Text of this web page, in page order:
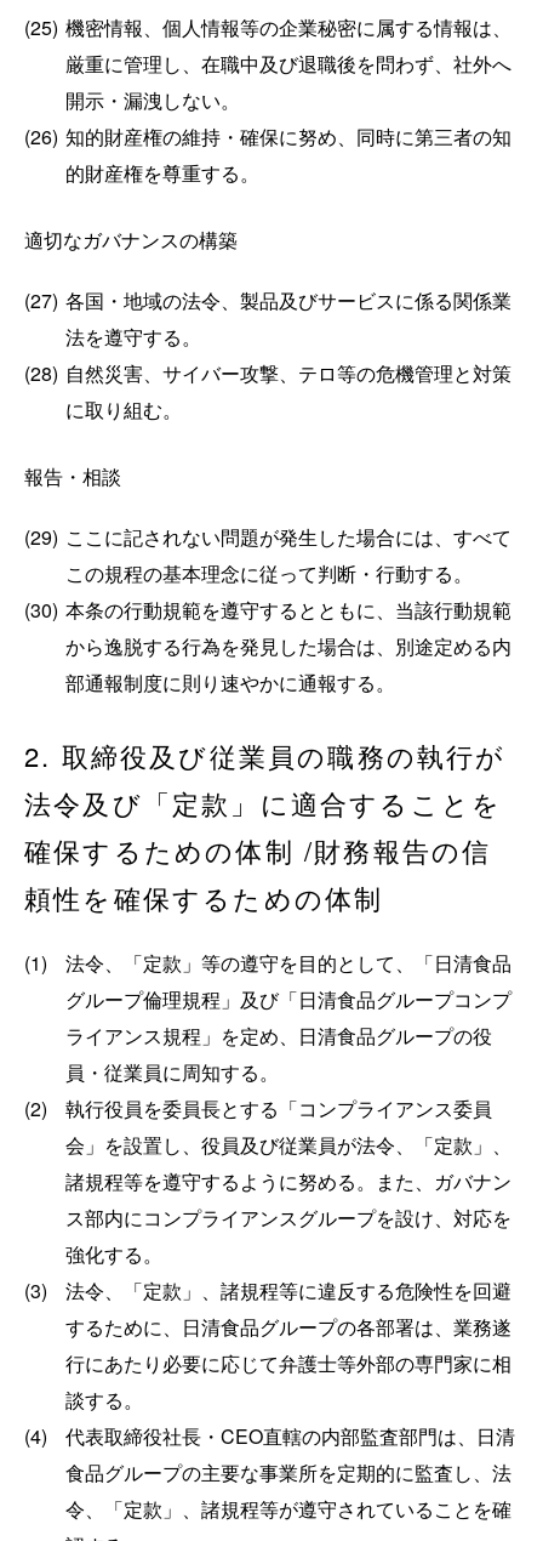
(25) 機密情報、個人情報等の企業秘密に属する情報は、
厳重に管理し、在職中及び退職後を問わず、社外へ
開示・漏洩しない。
(26) 知的財産権の維持・確保に努め、同時に第三者の知
的財産権を尊重する。
適切なガバナンスの構築
(27) 各国・地域の法令、製品及びサービスに係る関係業
法を遵守する。
(28) 自然災害、サイバー攻撃、テロ等の危機管理と対策
に取り組む。
報告・相談
(29) ここに記されない問題が発生した場合には、すべて
この規程の基本理念に従って判断・行動する。
(30) 本条の行動規範を遵守するとともに、当該行動規範
から逸脱する行為を発見した場合は、別途定める内
部通報制度に則り速やかに通報する。
2. 取締役及び従業員の職務の執行が
法令及び「定款」に適合することを
確保するための体制 /財務報告の信
頼性を確保するための体制
(1)
法令、「定款」等の遵守を目的として、「日清食品
グループ倫理規程」及び「日清食品グループコンプ
ライアンス規程」を定め、日清食品グループの役
員・従業員に周知する。
(2)
執行役員を委員長とする「コンプライアンス委員
会」を設置し、役員及び従業員が法令、「定款」、
諸規程等を遵守するように努める。また、ガバナン
ス部内にコンプライアンスグループを設け、対応を
強化する。
(3)
法令、「定款」、諸規程等に違反する危険性を回避
するために、日清食品グループの各部署は、業務遂
行にあたり必要に応じて弁護士等外部の専門家に相
談する。
(4)
代表取締役社長・CEO直轄の内部監査部門は、日清
食品グループの主要な事業所を定期的に監査し、法
令、「定款」、諸規程等が遵守されていることを確